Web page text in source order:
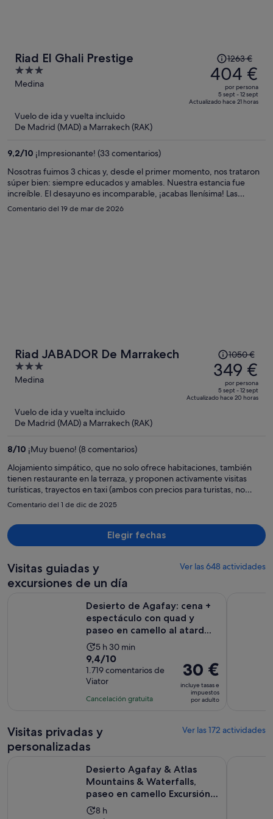
Riad El Ghali Prestige
3
out
Medina
El
precio
era
de
1263 €,
por
persona
1263 €
404 €
por persona
5 sept - 12 sept
Actualizado hace 21 horas
Vuelo de ida y vuelta incluido
De Madrid (MAD) a Marrakech (RAK)
9,2/10 ¡Impresionante! (33 comentarios)
Nosotras fuimos 3 chicas y, desde el primer momento, nos trataron
súper bien: siempre educados y amables. Nuestra estancia fue
increíble. El desayuno es incomparable, ¡acabas llenísima! Las
habitaciones las dejan preciosas, con detalles como rosas; las toallas
Comentario del 19 de mar de 2026
Riad JABADOR De Marrakech
3
out
Medina
El
precio
era
de
1050 €,
por
persona
1050 €
349 €
por persona
5 sept - 12 sept
Actualizado hace 20 horas
Vuelo de ida y vuelta incluido
De Madrid (MAD) a Marrakech (RAK)
8/10 ¡Muy bueno! (8 comentarios)
Alojamiento simpático, que no solo ofrece habitaciones, también
tienen restaurante en la terraza, y proponen activamente visitas
turísticas, trayectos en taxi (ambos con precios para turistas, no
100% transparente, mientras que te dan miedo para tomar el
precios sí son transparentes). Bastante complicado llegar al
alojamiento el primer día; afortunadamente el mapa que dan es el
mejor mapa para descubrir Marrakech a pie. El día que llegamos a
rato en la comisaría de policía y no tenía ganas de salir, así que
cenamos en la terraza y estaba muy bien, con opciones locales y un
menú interesante. Desayuno completo, pero había una diferencia
ver que las puertas de las habitaciones se cierren con candados.
Comentario del 1 de dic de 2025
Elegir fechas
Visitas guiadas y
excursiones de un día
Ver las 648 actividades
Desierto de Agafay: cena +
espectáculo con quad y
paseo en camello al atard...
La
duración
de
la
actividad
5 horas
5 h 30 min
9.4
sobre
10
con
9,4/10
1.719 comentarios de
Viator
Cancelación gratuita
El
precio
es
de
por
30 €
incluye tasas e
impuestos
por adulto
Visitas privadas y
personalizadas
Ver las 172 actividades
Desierto Agafay & Atlas
Mountains & Waterfalls,
paseo en camello Excursión
...La
8 h